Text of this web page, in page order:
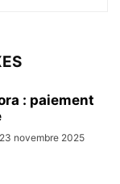
: paiement
23 novembre 2025